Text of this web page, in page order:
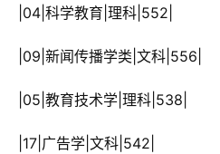
|04|科学教育|理科|552|
|09|新闻传播学类|文科|556|
|05|教育技术学|理科|538|
|17|广告学|文科|542|